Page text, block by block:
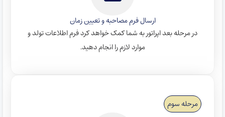
ارسال فرم مصاحبه و تعیین زمان
در مرحله بعد اپراتور به شما کمک خواهد کرد فرم اطلاعات تولد و
موارد لازم را انجام دهید.
مرحله سوم